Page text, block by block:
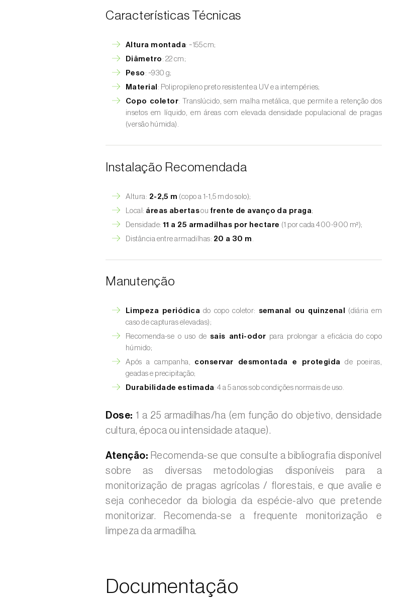
Características Técnicas
Altura montada: ~155 cm;
Diâmetro : 22 cm;
Peso : ~930 g;
Material : Polipropileno preto resistente a UV e a intempéries;
Copo coletor: Translúcido, sem malha metálica, que permite a retenção dos
insetos em líquido, em áreas com elevada densidade populacional de pragas
(versão húmida).
Instalação Recomendada
Altura: 2-2,5 m (copo a 1-1,5 m do solo);
Local: áreas abertasou frente de avanço da praga;
Densidade: 11 a 25 armadilhas por hectare (1 por cada 400-900 m²);
Distância entre armadilhas: 20 a 30 m
Manutenção
Limpeza periódica do copo coletor: semanal ou quinzenal
(diária em
caso de capturas elevadas);
Recomenda-se o uso de sais anti-odor para prolongar a eficácia do copo
húmido;
Após a campanha, conservar desmontada e protegida
de poeiras,
geadas e precipitação;
Durabilidade estimada: 4 a 5 anos sob condições normais de uso.
Dose: 1 a 25 armadilhas/ha (em função do objetivo, densidade
cultura, época ou intensidade ataque).
Atenção: Recomenda-se que consulte a bibliografia disponível
sobre as diversas metodologias disponíveis para a
monitorização de pragas agrícolas / florestais, e que avalie e
seja conhecedor da biologia da espécie-alvo que pretende
monitorizar. Recomenda-se a frequente monitorização e
limpeza da armadilha.
Documentação